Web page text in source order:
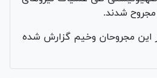
مجروح شدند.
مجروحان وخیم گزارش شده